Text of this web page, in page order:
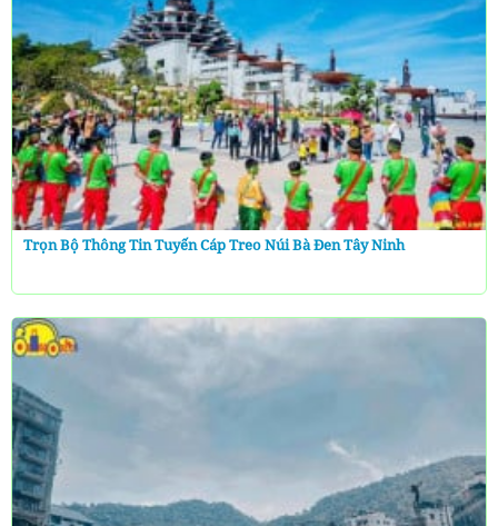
Trọn Bộ Thông Tin Tuyến Cáp Treo Núi Bà Đen Tây Ninh